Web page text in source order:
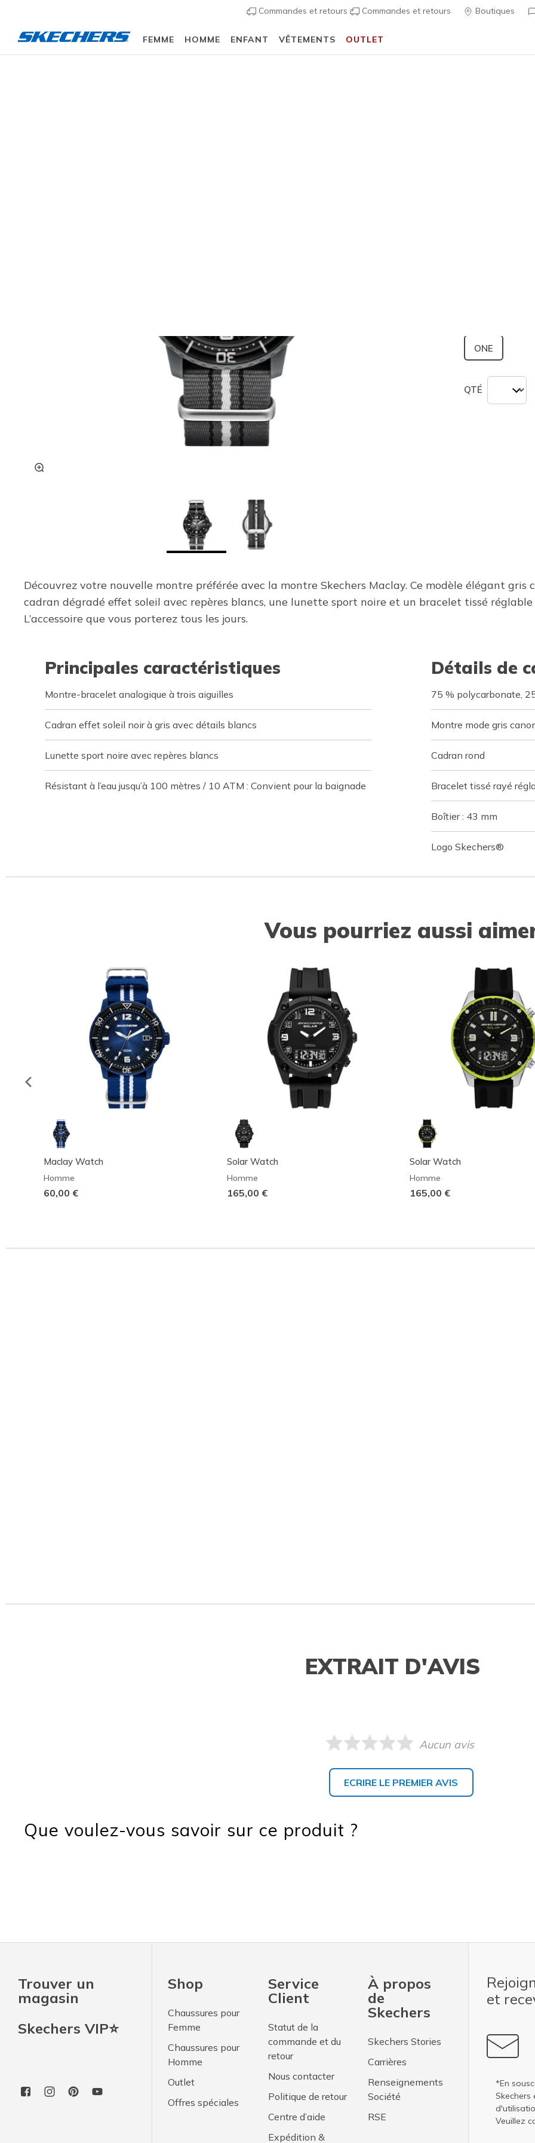
Commandes et retours Commandes et retours Boutiques
FEMME HOMME ENFANT VÊTEMENTS OUTLET
ONE
QTÉ
Découvrez votre nouvelle montre préférée avec la montre Skechers Maclay. Ce modèle élégant
cadran dégradé effet soleil avec repères blancs, une lunette sport noire et un bracelet tissé
L’accessoire que vous porterez tous les jours.
Principales caractéristiques
Montre-bracelet analogique à trois aiguilles
Cadran effet soleil noir à gris avec détails blancs
Lunette sport noire avec repères blancs
Résistant à l’eau jusqu’à 100 mètres / 10 ATM : Convient pour la baignade
Détails de
75 % polycarbonate,
Montre mode gris
Cadran rond
Bracelet tissé rayé
Boîtier : 43 mm
Logo Skechers®
Vous pourriez aussi
Maclay Watch
Homme
60,00 €
Solar Watch
Homme
165,00 €
Solar Watch
Homme
165,00 €
EXTRAIT D'AVIS
Aucun avis
ECRIRE LE PREMIER AVIS
Que voulez-vous savoir sur ce produit ?
Trouver un
magasin
Skechers VIP⭐
Shop
Chaussures pour
Femme
Chaussures pour
Homme
Outlet
Offres spéciales
Service
Client
Statut de la
commande et du
retour
Nous contacter
Politique de retour
Centre d’aide
Expédition &
À propos
de
Skechers
Skechers Stories
Carrières
Renseignements
Société
RSE
et
*En
Veuillez